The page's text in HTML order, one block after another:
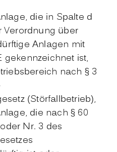
die in Spalte d
Verordnung über
Anlagen mit
gekennzeichnet ist,
nach § 3
(Störfallbetrieb),
die nach § 60
Nr. 3 des